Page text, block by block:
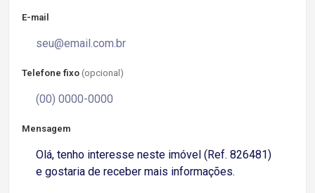
E-mail
Telefone fixo (opcional)
Mensagem